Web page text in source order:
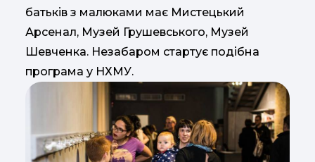
батьків з малюками має Мистецький
Арсенал, Музей Грушевського, Музей
Шевченка. Незабаром стартує подібна
програма у НХМУ.